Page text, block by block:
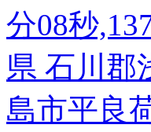
分08秒
県 石川郡
島市平良